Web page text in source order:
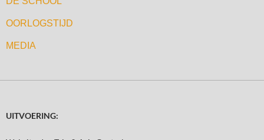
OORLOGSTIJD
MEDIA
UITVOERING: